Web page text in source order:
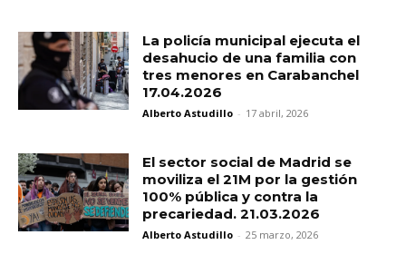
La policía municipal ejecuta el
desahucio de una familia con
tres menores en Carabanchel
17.04.2026
Alberto Astudillo - 17 abril, 2026
El sector social de Madrid se
moviliza el 21M por la gestión
100% pública y contra la
precariedad. 21.03.2026
Alberto Astudillo - 25 marzo, 2026